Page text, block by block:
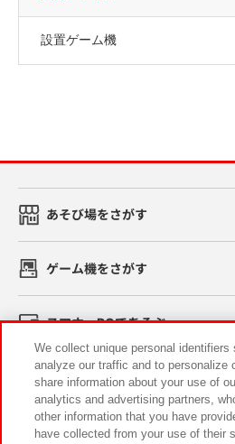
設置ゲーム機
あそび場をさがす
ゲーム機をさがす
スマホ・PCであそぶ
イベント・キャンペーン
We collect unique personal
analyze our traffic and to personalize
share information about your use of
analytics and advertising partners,
other information that you have
have collected from your use of their